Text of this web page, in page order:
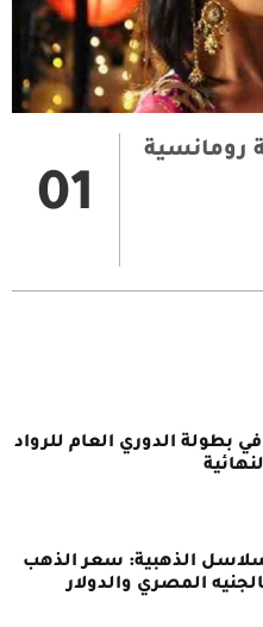
01
بطولة الدوري العام للرواد
الذهبية: سعر الذهب
المصري والدولار